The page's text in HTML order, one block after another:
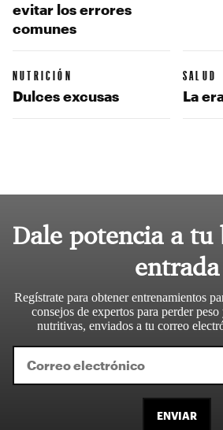
evitar los errores
comunes
NUTRICIÓN
Dulces excusas
SALUD
La
Dale potencia a tu
entrada
Regístrate para obtener entrenamientos
consejos de expertos para perder
nutritivas, enviados a tu correo
ENVIAR